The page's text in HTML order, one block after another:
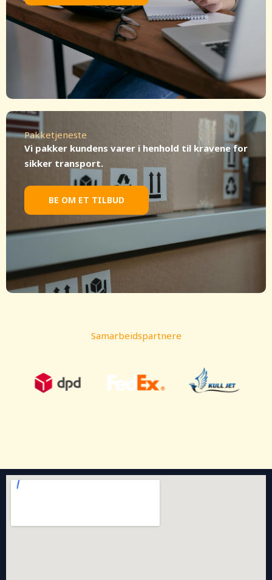
Pakketjeneste
Vi pakker kundens varer i henhold til kravene for
sikker transport.
BE OM ET TILBUD
Samarbeidspartnere